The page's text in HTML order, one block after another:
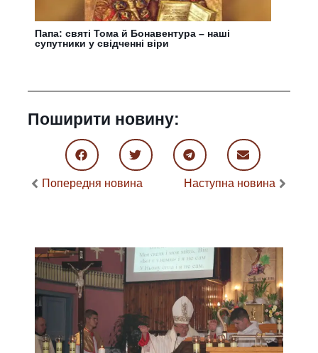
Папа: святі Тома й Бонавентура – наші
супутники у свідченні віри
Поширити новину:
Попередня новина Наступна новина